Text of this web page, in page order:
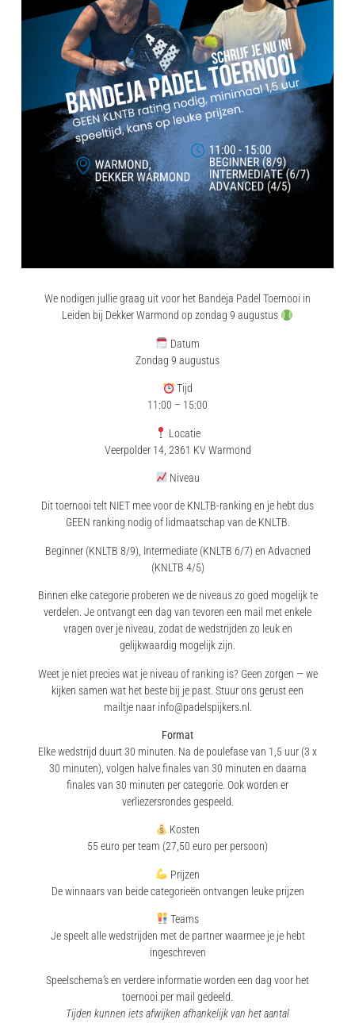
We nodigen jullie graag uit voor het Bandeja Padel Toernooi in
Leiden bij Dekker Warmond op zondag 9 augustus
Datum
Zondag 9 augustus
Tijd
11:00 – 15:00
Locatie
Veerpolder 14, 2361 KV Warmond
Niveau
Dit toernooi telt NIET mee voor de KNLTB-ranking en je hebt dus
GEEN ranking nodig of lidmaatschap van de KNLTB.
Beginner (KNLTB 8/9), Intermediate (KNLTB 6/7) en Advacned
(KNLTB 4/5)
Binnen elke categorie proberen we de niveaus zo goed mogelijk te
verdelen. Je ontvangt een dag van tevoren een mail met enkele
vragen over je niveau, zodat de wedstrijden zo leuk en
gelijkwaardig mogelijk zijn.
Weet je niet precies wat je niveau of ranking is? Geen zorgen — we
kijken samen wat het beste bij je past. Stuur ons gerust een
mailtje naar info@padelspijkers.nl.
Format
Elke wedstrijd duurt 30 minuten. Na de poulefase van 1,5 uur (3 x
30 minuten), volgen halve finales van 30 minuten en daarna
finales van 30 minuten per categorie. Ook worden er
verliezersrondes gespeeld.
Kosten
55 euro per team (27,50 euro per persoon)
Prijzen
De winnaars van beide categorieën ontvangen leuke prijzen
Teams
Je speelt alle wedstrijden met de partner waarmee je je hebt
ingeschreven
Speelschema’s en verdere informatie worden een dag voor het
toernooi per mail gedeeld.
Tijden kunnen iets afwijken afhankelijk van het aantal